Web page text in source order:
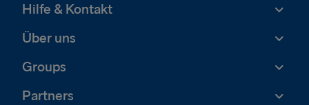
Hilfe & Kontakt
Über uns
Groups
Partners